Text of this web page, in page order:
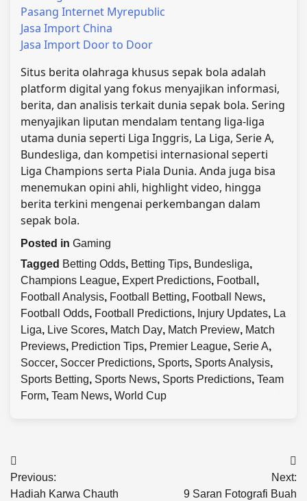
Pasang Internet Myrepublic
Jasa Import China
Jasa Import Door to Door
Situs berita olahraga khusus sepak bola adalah
platform digital yang fokus menyajikan informasi,
berita, dan analisis terkait dunia sepak bola. Sering
menyajikan liputan mendalam tentang liga-liga
utama dunia seperti Liga Inggris, La Liga, Serie A,
Bundesliga, dan kompetisi internasional seperti
Liga Champions serta Piala Dunia. Anda juga bisa
menemukan opini ahli, highlight video, hingga
berita terkini mengenai perkembangan dalam
sepak bola.
Posted in Gaming
Tagged Betting Odds, Betting Tips, Bundesliga,
Champions League, Expert Predictions, Football ,
Football Analysis, Football Betting, Football News,
Football Odds, Football Predictions, Injury Updates, La
Liga, Live Scores, Match Day, Match Preview, Match
Previews, Prediction Tips, Premier League, Serie A,
Soccer, Soccer Predictions, Sports, Sports Analysis,
Sports Betting, Sports News, Sports Predictions, Team
Form, Team News, World Cup
Post
navigation
Previous:
Hadiah Karwa Chauth
Next:
9 Saran Fotografi Buah